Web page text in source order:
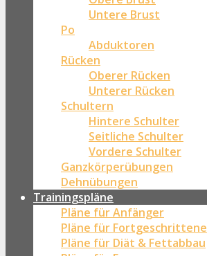
Untere Brust
Po
Abduktoren
Rücken
Oberer Rücken
Unterer Rücken
Schultern
Hintere Schulter
Seitliche Schulter
Vordere Schulter
Ganzkörperübungen
Dehnübungen
Trainingspläne
Pläne für Anfänger
Pläne für Fortgeschrittene
Pläne für Diät & Fettabbau